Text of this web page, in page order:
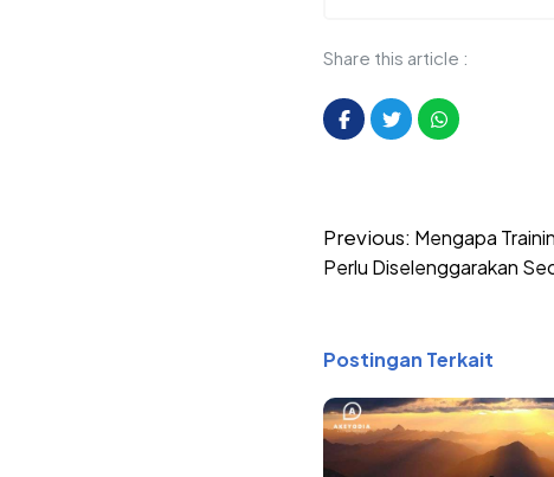
Share this article :
navigation
Previous: Mengapa
Perlu Diselenggarakan
Postingan Terkait